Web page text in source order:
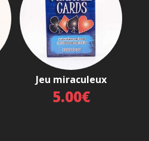
Jeu miraculeux
5.00€